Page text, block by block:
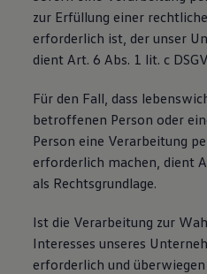
zur Erfüllung einer
erforderlich ist, der unser
dient Art. 6 Abs. 1 lit. c
Für den Fall, dass
betroffenen Person oder
Person eine Verarbeitung
erforderlich machen, dient
als Rechtsgrundlage.
Ist die Verarbeitung zur
Interesses unseres
erforderlich und